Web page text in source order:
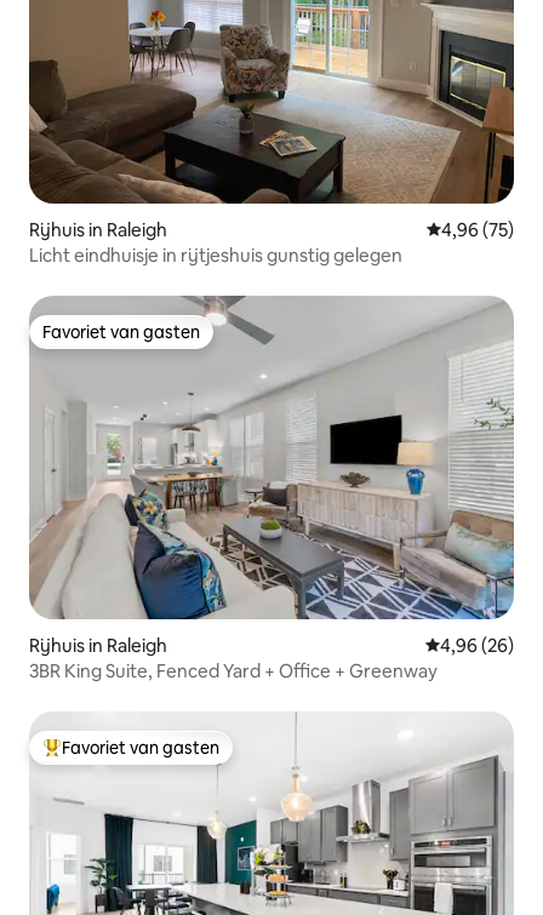
Rijhuis in Raleigh Gemiddelde
4,96 (75)
Licht eindhuisje in rijtjeshuis gunstig gelegen
Favoriet van gasten
Favoriet van gasten
Rijhuis in Raleigh Gemiddelde
4,96 (26)
3BR King Suite, Fenced Yard + Office + Greenway
Topfavoriet van gasten
Favoriet van gasten